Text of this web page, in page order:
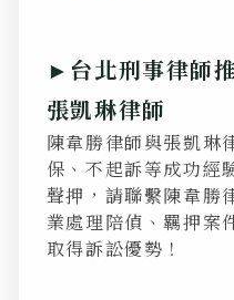
►台北刑事律師
張凱琳律師
陳韋勝律師與張凱琳
保、不起訴等成功經
聲押，請聯繫陳韋勝
業處理陪偵、羈押案
取得訴訟優勢！